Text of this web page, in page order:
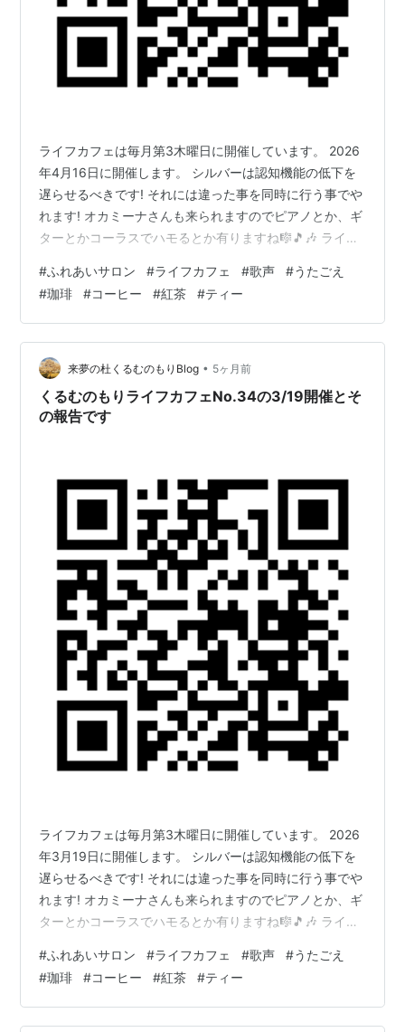
ライフカフェは毎月第3木曜日に開催しています。 2026
年4月16日に開催します。 シルバーは認知機能の低下を
遅らせるべきです! それには違った事を同時に行う事でや
れます! オカミーナさんも来られますのでピアノとか、ギ
ターとかコーラスでハモるとか有りますね🎼🎵🎶 ライフ
づくり」ホームページにライフカフェが有りますが、現
在掲載内容新しくするために更新作業をしていますので
しばらくお待ちください！ ＜ライフカフェ4/16開催＞ ＜
ライフカフェ4/16報告＞ 前回までアンドロイドTVにスマ
ホからキャプチャして、スマホYouTubeを表示していた
わけで…
#ふれあいサロン #ライフカフェ #歌声 #うたごえ
#珈琲 #コーヒー #紅茶 #ティー
来夢の杜くるむのもりBlog • 5ヶ月前
くるむのもりライフカフェNo.34の3/19開催とそ
の報告です
ライフカフェは毎月第3木曜日に開催しています。 2026
年3月19日に開催します。 シルバーは認知機能の低下を
遅らせるべきです! それには違った事を同時に行う事でや
れます! オカミーナさんも来られますのでピアノとか、ギ
ターとかコーラスでハモるとか有りますね🎼🎵🎶 ライフ
づくり」ホームページにライフカフェが有りますが、現
在掲載内容新しくするために更新作業をしていますので
しばらくお待ちください！ ＜ライフカフェ3/19開催＞ ＜
#ふれあいサロン #ライフカフェ #歌声 #うたごえ
#珈琲 #コーヒー #紅茶 #ティー